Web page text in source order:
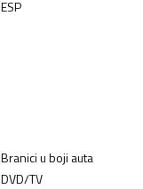
ESP
Branici u boji auta
DVD/TV